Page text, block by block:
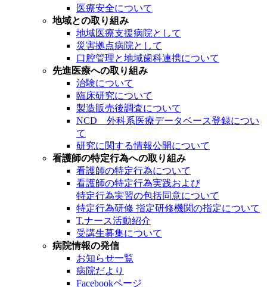
医療安全について
地域との取り組み
地域医療支援病院として
災害拠点病院として
口腔管理と地域歯科連携について
先進医療への取り組み
治験について
臨床研究について
製造販売後調査について
NCD 外科系医療データベース登録につい
て
研究に関する情報公開について
看護師の特定行為への取り組み
看護師の特定行為について
看護師の特定行為実践および
特定行為実習の包括同意について
特定行為研修 指定研修機関の指定について
T.ナース活動紹介
受講生募集について
病院情報の発信
お知らせ一覧
病院だより
Facebookページ